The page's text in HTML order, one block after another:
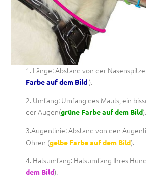
1. Länge: Abstand von der
Farbe auf dem Bild).
2. Umfang: Umfang des Mauls, ein
der Augen(
grüne Farbe auf dem Bild).
3.Augenlinie: Abstand von den
Ohren (
gelbe Farbe auf dem Bild).
4. Halsumfang: Halsumfang Ihres
dem Bild).